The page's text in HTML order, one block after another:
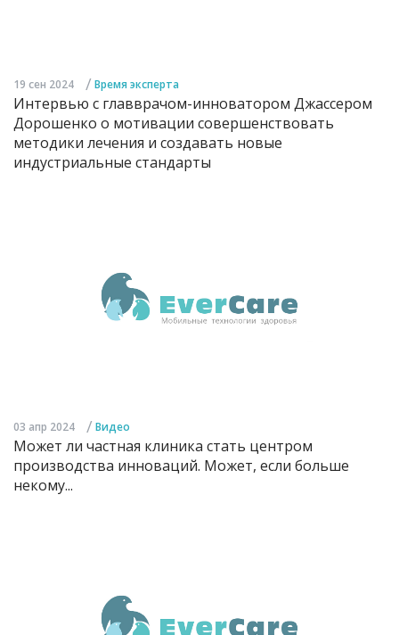
19 сен 2024 / Время эксперта
Интервью с главврачом-инноватором Джассером
Дорошенко о мотивации совершенствовать
методики лечения и создавать новые
индустриальные стандарты
03 апр 2024 / Видео
Может ли частная клиника стать центром
производства инноваций. Может, если больше
некому...